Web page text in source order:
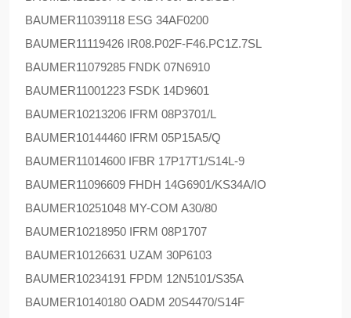
BAUMER11039118 ESG 34AF0200
BAUMER11119426 IR08.P02F-F46.PC1Z.7SL
BAUMER11079285 FNDK 07N6910
BAUMER11001223 FSDK 14D9601
BAUMER10213206 IFRM 08P3701/L
BAUMER10144460 IFRM 05P15A5/Q
BAUMER11014600 IFBR 17P17T1/S14L-9
BAUMER11096609 FHDH 14G6901/KS34A/IO
BAUMER10251048 MY-COM A30/80
BAUMER10218950 IFRM 08P1707
BAUMER10126631 UZAM 30P6103
BAUMER10234191 FPDM 12N5101/S35A
BAUMER10140180 OADM 20S4470/S14F